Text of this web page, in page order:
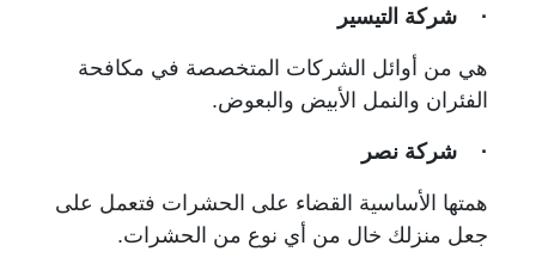
· شركة التيسير
هي من أوائل الشركات المتخصصة في مكافحة
الفئران والنمل الأبيض والبعوض.
· شركة نصر
همتها الأساسية القضاء على الحشرات فتعمل على
جعل منزلك خال من أي نوع من الحشرات.